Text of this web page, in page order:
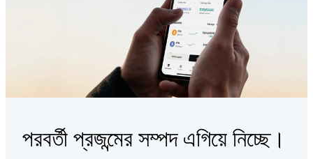
পরবর্তী প্রজন্মের সম্পদ এগিয়ে নিচ্ছে।